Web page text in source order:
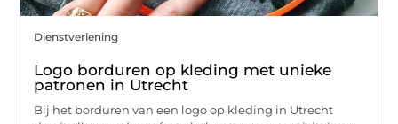
Dienstverlening
Logo borduren op kleding met unieke
patronen in Utrecht
Bij het borduren van een logo op kleding in Utrecht